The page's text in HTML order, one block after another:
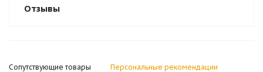
Отзывы
Сопутствующие товары Персональные рекомендации